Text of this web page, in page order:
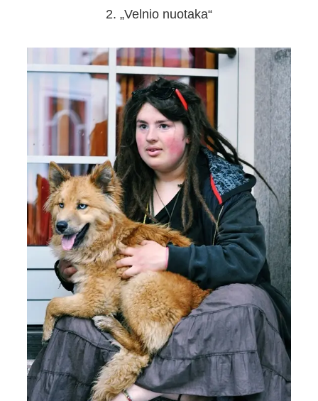
2. „Velnio nuotaka“